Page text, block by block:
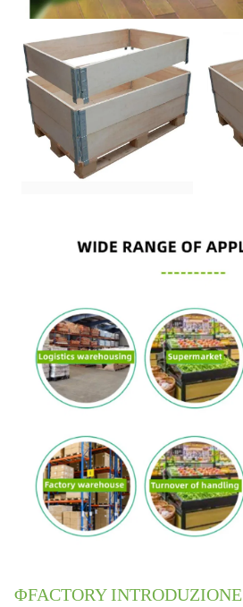
ΦFACTORY INTRODUZIONE